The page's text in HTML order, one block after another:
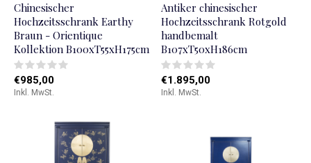
Chinesischer
Hochzeitsschrank Earthy
Braun - Orientique
Kollektion B100xT55xH175cm
€985,00
Inkl. MwSt.
Antiker chinesischer
Hochzeitsschrank Rotgold
handbemalt
B107xT50xH186cm
€1.895,00
Inkl. MwSt.